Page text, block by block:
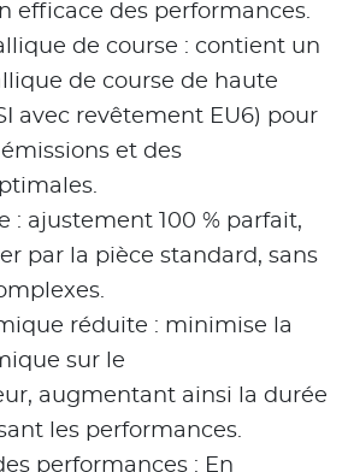
efficace des performances.
de course : contient un
de course de haute
avec revêtement EU6) pour
et des
: ajustement 100 % parfait,
par la pièce standard, sans
réduite : minimise la
sur le
augmentant ainsi la durée
les performances.
performances : En